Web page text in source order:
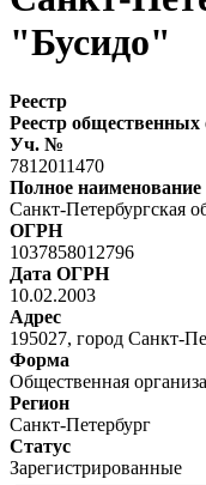
"Бусидо"
Реестр
Реестр общественных
Уч. №
7812011470
Полное наименование
Санкт-Петербургская
ОГРН
1037858012796
Дата ОГРН
10.02.2003
Адрес
195027, город Санкт-
Форма
Общественная
Регион
Санкт-Петербург
Статус
Зарегистрированные